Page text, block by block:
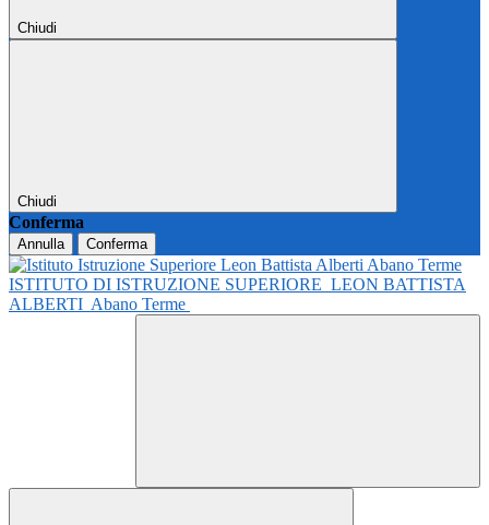
Chiudi
Chiudi
Conferma
Annulla Conferma
ISTITUTO DI ISTRUZIONE SUPERIORE LEON BATTISTA
ALBERTI Abano Terme